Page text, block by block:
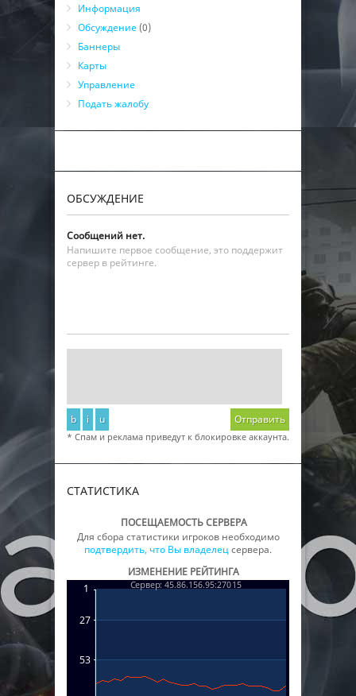
Информация
Обсуждение (0)
Баннеры
Карты
Управление
Подать жалобу
ОБСУЖДЕНИЕ
Сообщений нет.
Напишите первое сообщение, это поддержит
сервер в рейтинге.
b i u Отправить
* Спам и реклама приведут к блокировке аккаунта.
СТАТИСТИКА
ПОСЕЩАЕМОСТЬ СЕРВЕРА
Для сбора статистики игроков необходимо
подтвердить, что Вы владелецсервера.
ИЗМЕНЕНИЕ РЕЙТИНГА